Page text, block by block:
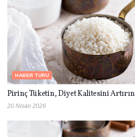
HABER TURU
Pirinç Tüketin, Diyet Kalitesini Artırın
20 Nisan 2026